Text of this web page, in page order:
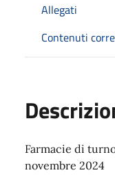
Allegati
Contenuti
Farmacie di
novembre 2024